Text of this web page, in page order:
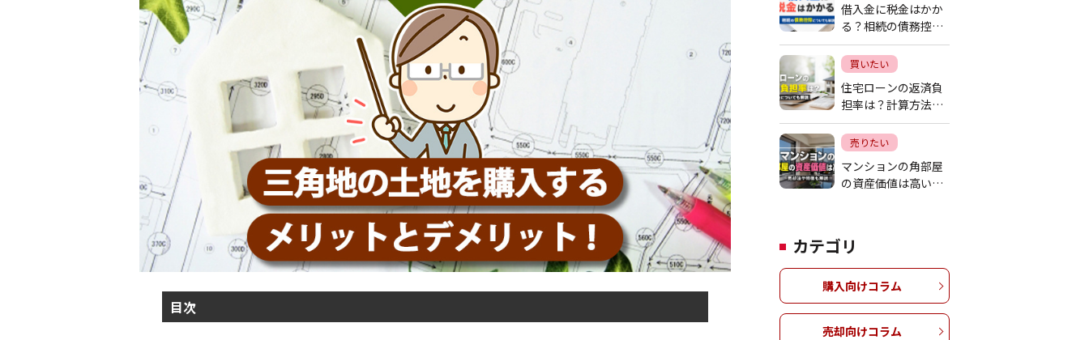
目次
借入金に税金はかか
る？相続の債務控除
についても解説
買いたい
住宅ローンの返済負
担率は？計算方法に
ついても解説
売りたい
マンションの角部屋
の資産価値は高い？
カテゴリ
購入向けコラム
売却向けコラム